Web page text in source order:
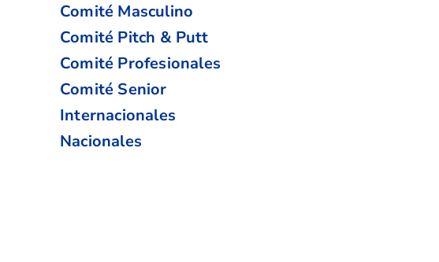
Comité Masculino
Comité Pitch & Putt
Comité Profesionales
Comité Senior
Internacionales
Nacionales